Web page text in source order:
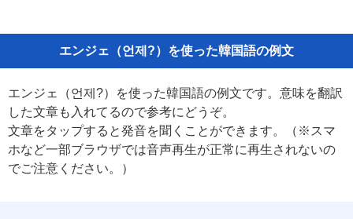
エンジェ（언제?）を使った韓国語の例文
エンジェ（언제?）を使った韓国語の例文です。意味を翻訳
した文章も入れてるので参考にどうぞ。
文章をタップすると発音を聞くことができます。（※スマ
ホなど一部ブラウザでは音声再生が正常に再生されないの
でご注意ください。）